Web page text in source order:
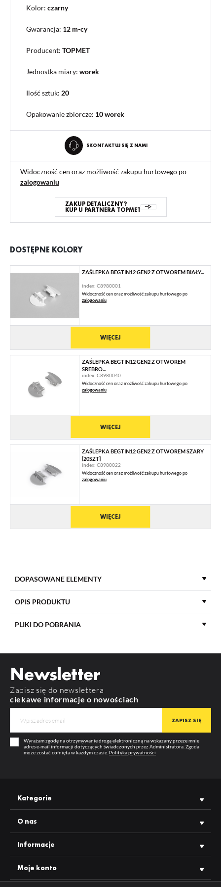
Kolor: czarny
Gwarancja: 12 m-cy
Producent: TOPMET
Jednostka miary: worek
Ilość sztuk: 20
Opakowanie zbiorcze: 10 worek
SKONTAKTUJ SIĘ Z NAMI
Widoczność cen oraz możliwość zakupu hurtowego po
zalogowaniu
ZAKUP DETALICZNY?
KUP U PARTNERA TOPMET
DOSTĘPNE KOLORY
ZAŚLEPKA BEGTIN12 GEN2 Z OTWOREM BIAŁY...
index: C8980001
Widoczność cen oraz możliwość zakupu hurtowego po
zalogowaniu
WIĘCEJ
ZAŚLEPKA BEGTIN12 GEN2 Z OTWOREM
SREBRO...
index: C8980040
Widoczność cen oraz możliwość zakupu hurtowego po
zalogowaniu
WIĘCEJ
ZAŚLEPKA BEGTIN12 GEN2 Z OTWOREM SZARY
[20SZT]
index: C8980022
Widoczność cen oraz możliwość zakupu hurtowego po
zalogowaniu
WIĘCEJ
DOPASOWANE ELEMENTY
BEGTIN12 J/S
OPIS PRODUKTU
RODZAJ ZAŚLEPKI
MATERIAŁ
KOLOR czarny
PRODUCENT TOPMET
PLIKI DO POBRANIA
Newsletter
Zapisz się do newslettera
ciekawe informacje o nowościach
Wyrażam zgodę na otrzymywanie drogą elektroniczną na wskazany przeze mnie
adres e-mail informacji dotyczących świadczonych przez Administratora. Zgoda
może zostać cofnięta w każdym czasie. Polityka prywatności
Kategorie
O nas
Informacje
Moje konto